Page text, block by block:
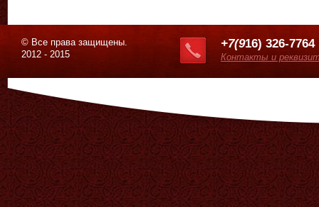
© Все права защищены.
2012 - 2015
+7(916) 326-7764
Контакты и